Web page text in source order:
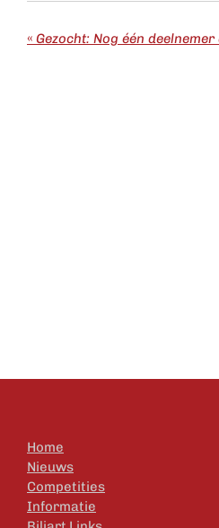
«
Home
Nieuws
Competities
Informatie